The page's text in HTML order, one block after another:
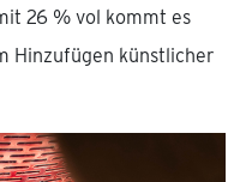
26 % vol kommt es
Hinzufügen künstlicher